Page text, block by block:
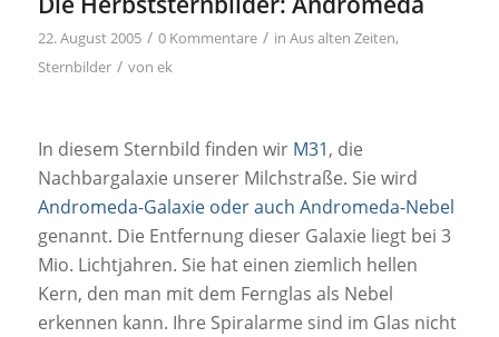
22. August 2005 / 0 Kommentare / in Aus alten Zeiten,
Sternbilder / von ek
In diesem Sternbild finden wir M31, die
Nachbargalaxie unserer Milchstraße. Sie wird
Andromeda-Galaxie oder auch Andromeda-Nebel
genannt. Die Entfernung dieser Galaxie liegt bei 3
Mio. Lichtjahren. Sie hat einen ziemlich hellen
Kern, den man mit dem Fernglas als Nebel
erkennen kann. Ihre Spiralarme sind im Glas nicht